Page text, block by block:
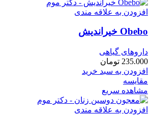
افزودن به علاقه مندی
Obebo خیراندیش
داروهای گیاهی
235.000 تومان
افزودن به سبد خرید
مقایسه
مشاهده سریع
افزودن به علاقه مندی